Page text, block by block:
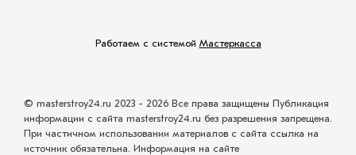
Работаем с системой Мастеркасса
© masterstroy24.ru 2023 - 2026 Все права защищены Публикация
информации с сайта masterstroy24.ru без разрешения запрещена.
При частичном использовании материалов с сайта ссылка на
источник обязательна. Информация на сайте